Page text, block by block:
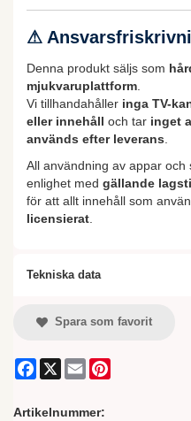
Tekniska data
⚠
Denna produkt säljs som
mjukvaruplattform
Vi tillhandahåller inga TV-
eller innehåll och tar inget
används efter leverans
All användning av appar
enlighet med gällande
för att allt innehåll som
licensierat
Spara som favorit
Facebook
X Email
Artikelnummer: